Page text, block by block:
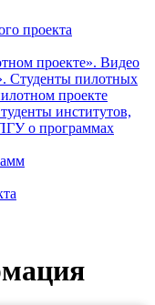
проекта
проекте». Видео
Студенты пилотных
проекте
институтов,
о программах